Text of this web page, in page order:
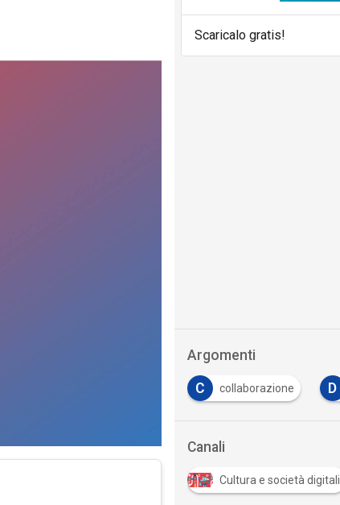
Scaricalo gratis!
Argomenti
collaborazione D digital markets
Canali
Cultura e società digitali